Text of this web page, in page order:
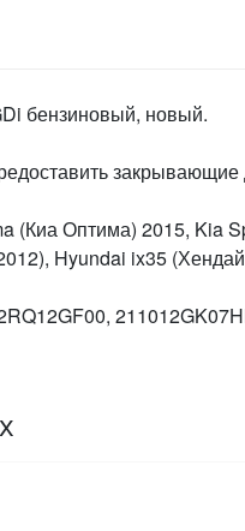
бензиновый, новый.
закрывающие
(Киа Оптима) 2015,
Hyundai ix35